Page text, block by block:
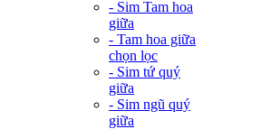
- Sim Tam hoa
giữa
- Tam hoa giữa
chọn lọc
- Sim tứ quý
giữa
- Sim ngũ quý
giữa